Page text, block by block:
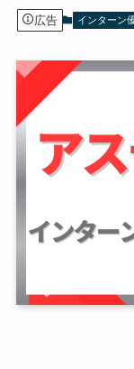
広告 インターン